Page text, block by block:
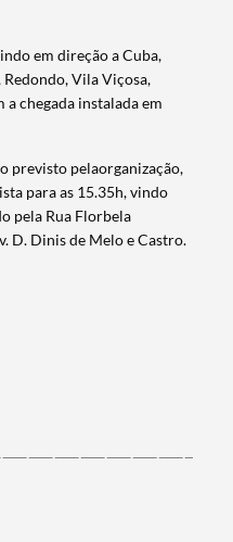
em direção a Cuba,
Redondo, Vila Viçosa,
chegada instalada em
previsto pelaorganização,
para as 15.35h, vindo
pela Rua Florbela
D. Dinis de Melo e Castro.